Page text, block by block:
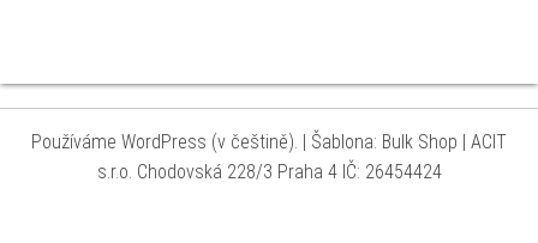
Používáme WordPress (v češtině). Šablona: Bulk Shop
| ACIT
s.r.o. Chodovská 228/3 Praha 4 IČ: 26454424